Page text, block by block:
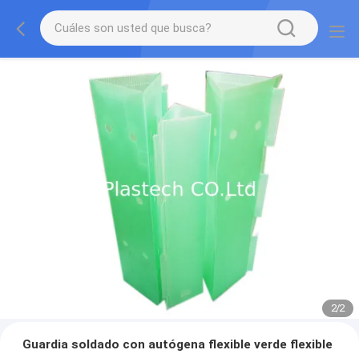
2/2
Guardia soldado con autógena flexible verde flexible